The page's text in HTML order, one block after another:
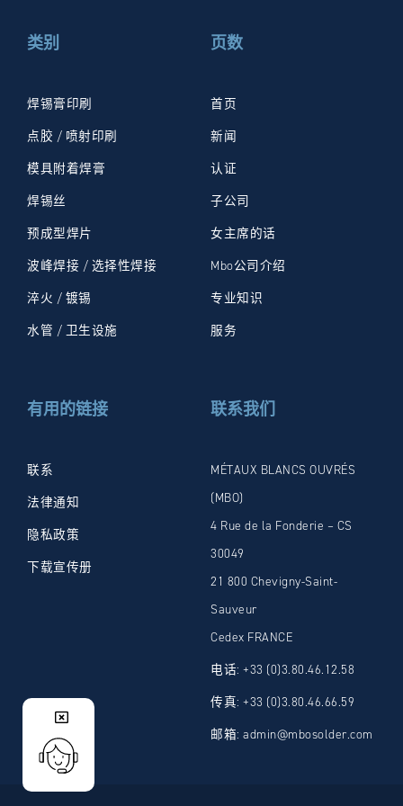
类别
焊锡膏印刷
点胶 / 喷射印刷
模具附着焊膏
焊锡丝
预成型焊片
波峰焊接 / 选择性焊接
淬火 / 镀锡
水管 / 卫生设施
页数
首页
新闻
认证
子公司
女主席的话
Mbo公司介绍
专业知识
服务
有用的链接
联系
法律通知
隐私政策
下载宣传册
联系我们
MÉTAUX BLANCS OUVRÉS
(MBO)
4 Rue de la Fonderie – CS
30049
21 800 Chevigny-Saint-
Sauveur
Cedex FRANCE
电话: +33 (0)3.80.46.12.58
传真: +33 (0)3.80.46.66.59
邮箱: admin@mbosolder.com